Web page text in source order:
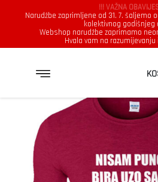
!!! VAŽNA
Narudžbe zaprimljene od 31. 7. šaljemo
kolektivnog godišnjeg
Webshop narudžbe zaprimamo
Hvala vam na